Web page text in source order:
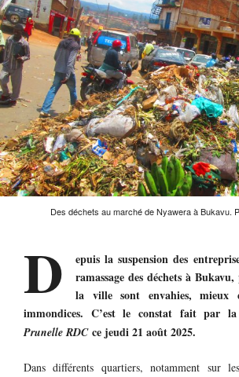
Des déchets au marché de Nyawera à Bukavu.
D
epuis la suspension des
ramassage des déchets à
la ville sont envahies, mieux
immondices. C’est le constat fait par
Prunelle RDCce jeudi 21 août 2025.
Dans différents quartiers, notamment sur